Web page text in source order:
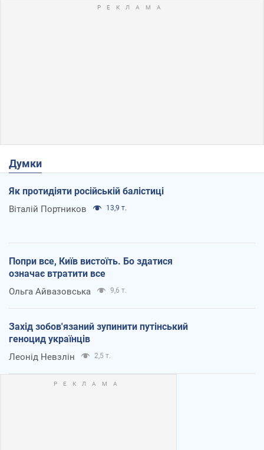
Думки
Як протидіяти російській балістиці
Віталій Портников 13,9 т.
Попри все, Київ вистоїть. Бо здатися
означає втратити все
Ольга Айвазовська 9,6 т.
Захід зобов'язаний зупинити путінський
геноцид українців
Леонід Невзлін 2,5 т.